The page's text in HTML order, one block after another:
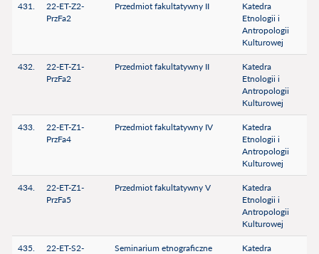
431.
22-ET-Z2-
PrzFa2
Przedmiot fakultatywny II
Katedra
Etnologii i
Antropologii
Kulturowej
432.
22-ET-Z1-
PrzFa2
Przedmiot fakultatywny II
Katedra
Etnologii i
Antropologii
Kulturowej
433.
22-ET-Z1-
PrzFa4
Przedmiot fakultatywny IV
Katedra
Etnologii i
Antropologii
Kulturowej
434.
22-ET-Z1-
PrzFa5
Przedmiot fakultatywny V
Katedra
Etnologii i
Antropologii
Kulturowej
435.
22-ET-S2-
Seminarium etnograficzne
Katedra